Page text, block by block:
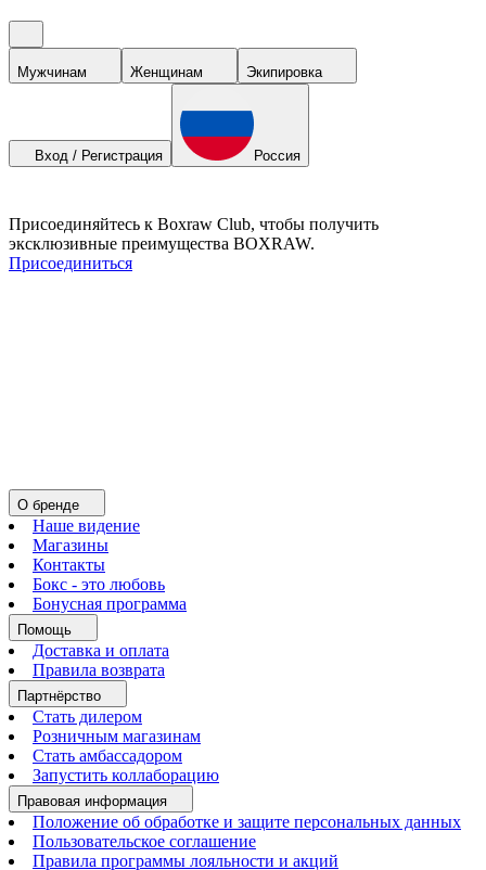
Мужчинам Женщинам Экипировка
Вход / Регистрация Россия
Присоединяйтесь к Boxraw Club, чтобы получить
эксклюзивные преимущества BOXRAW.
Присоединиться
О бренде
Наше видение
Магазины
Контакты
Бокс - это любовь
Бонусная программа
Помощь
Доставка и оплата
Правила возврата
Партнёрство
Стать дилером
Розничным магазинам
Стать амбассадором
Запустить коллаборацию
Правовая информация
Положение об обработке и защите персональных данных
Пользовательское соглашение
Правила программы лояльности и акций